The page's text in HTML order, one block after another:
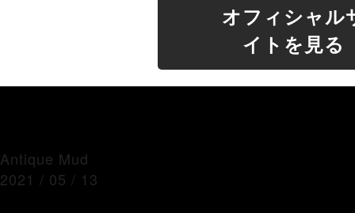
オフィシャル
イトを見る
Antique Mud
2021 / 05 / 13